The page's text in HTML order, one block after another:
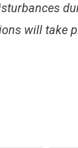
will take